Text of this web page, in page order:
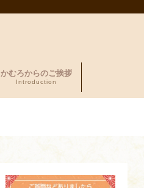
かむろからのご挨拶
Introduction